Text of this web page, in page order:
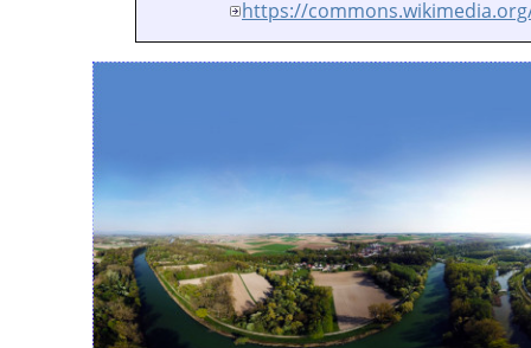
https://